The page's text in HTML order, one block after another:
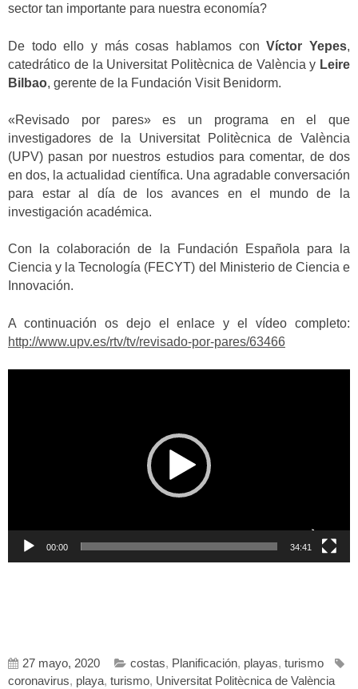
sector tan importante para nuestra economía?
De todo ello y más cosas hablamos conVíctor Yepes,
catedrático de la Universitat Politècnica de València y Leire
Bilbao, gerente de la Fundación Visit Benidorm.
«Revisado por pares» es un programa en el que
investigadores de la Universitat Politècnica de València
(UPV) pasan por nuestros estudios para comentar, de dos
en dos, la actualidad científica. Una agradable conversación
para estar al día de los avances en el mundo de la
investigación académica.
Con la colaboración de la Fundación Española para la
Ciencia y la Tecnología (FECYT) del Ministerio de Ciencia e
Innovación.
A continuación os dejo el enlace y el vídeo completo:
http://www.upv.es/rtv/tv/revisado-por-pares/63466
00:00 34:41
27 mayo, 2020 costas, Planificación, playas, turismo
coronavirus, playa, turismo, Universitat Politècnica de València